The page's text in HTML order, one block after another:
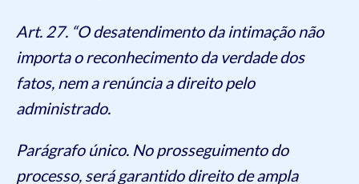
Art. 27. “O desatendimento da intimação não
importa o reconhecimento da verdade dos
fatos, nem a renúncia a direito pelo
administrado.
Parágrafo único. No prosseguimento do
processo, será garantido direito de ampla